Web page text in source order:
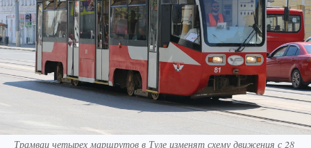
Трамваи четырех маршрутов в Туле изменят схему движения с 28